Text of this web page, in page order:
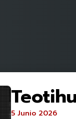
5 Junio 2026